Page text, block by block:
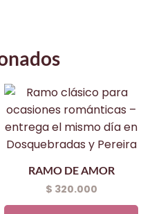
RAMO DE AMOR
$ 320.000